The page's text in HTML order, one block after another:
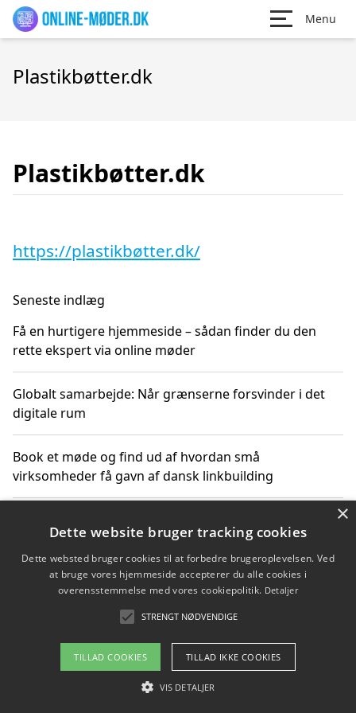
Menu
Plastikbøtter.dk
Plastikbøtter.dk
https://plastikbøtter.dk/
Seneste indlæg
Få en hurtigere hjemmeside – sådan finder du den
rette ekspert via online møder
Globalt samarbejde: Når grænserne forsvinder i det
digitale rum
Book et møde og find ud af hvordan små
virksomheder få gavn af dansk linkbuilding
får du indgår et samarbejde
Hold et møde med en WordPress ekspert og vælg den
mest professionelle til at vedligeholde din løsning
Copyright 2026 - Pilanto Aps
Om / kontakt
×
Dette website bruger tracking cookies
Dette websted bruger cookies til at forbedre brugeroplevelsen. Ved
at bruge vores hjemmeside accepterer du alle cookies i
overensstemmelse med vores cookiepolitik. Detaljer
STRENGT NØDVENDIGE
TILLAD COOKIES TILLAD IKKE COOKIES
VIS DETALJER